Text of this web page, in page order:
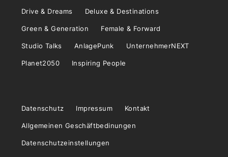
Drive & Dreams Deluxe & Destinations
Green & Generation Female & Forward
Studio Talks AnlagePunk UnternehmerNEXT
Planet2050 Inspiring People
Datenschutz Impressum Kontakt
Allgemeinen Geschäftbedinungen
Datenschutzeinstellungen